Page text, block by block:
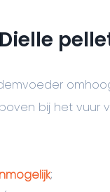
bij het vuur
;